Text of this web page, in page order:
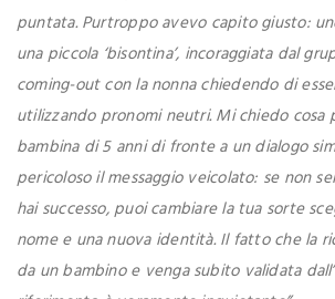
puntata. Purtroppo avevo capito giusto:
una piccola ‘bisontina’, incoraggiata dal
coming-out con la nonna chiedendo di
utilizzando pronomi neutri. Mi chiedo cosa
bambina di 5 anni di fronte a un dialogo
pericoloso il messaggio veicolato: se non
hai successo, puoi cambiare la tua sorte
nome e una nuova identità. Il fatto che la
da un bambino e venga subito validata